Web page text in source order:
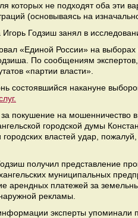
которых не подходят оба эти
(основываясь на
Игорь Годзиш занял в
«Единой России» на выборах
По сообщениям
«партии власти».
состоявшийся накануне
покушение на
городской думы
городских властей удар,
получил представление
муниципальных
арендных платежей за
рекламы.
эксперты упоминали